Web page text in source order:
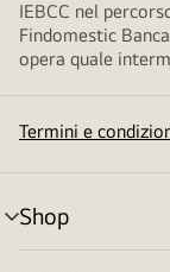
IEBCC nel
Findomestic
opera quale
Termini e
Shop
Attivazione
menu